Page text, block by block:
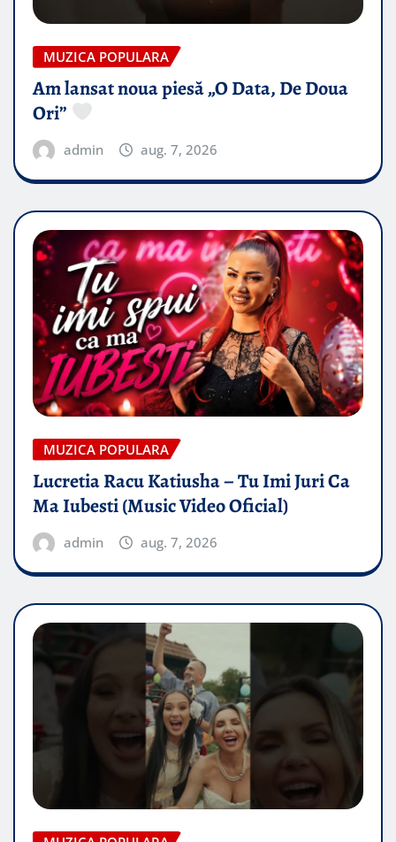
MUZICA POPULARA
Am lansat noua piesă „O Data, De Doua
Ori”
admin aug. 7, 2026
MUZICA POPULARA
Lucretia Racu Katiusha – Tu Imi Juri Ca
Ma Iubesti (Music Video Oficial)
admin aug. 7, 2026